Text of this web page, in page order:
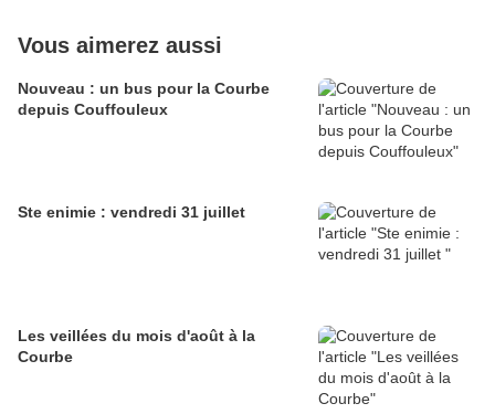
Vous aimerez aussi
Nouveau : un bus pour la Courbe
depuis Couffouleux
Ste enimie : vendredi 31 juillet
Les veillées du mois d'août à la
Courbe